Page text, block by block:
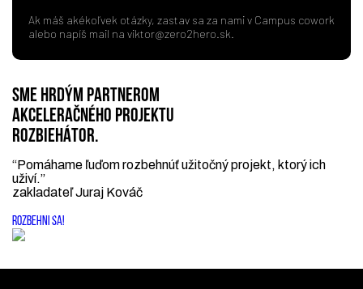
Ak máš akékoľvek otázky, zastav sa za nami v Campus cowork
alebo napíš mail na viktor@zero2hero.sk
SME HRDÝM PARTNEROM
AKCELERAČNÉHO PROJEKTU
ROZBIEHÁTOR.
“Pomáhame ľuďom rozbehnúť užitočný projekt, ktorý ich
uživí.”
zakladateľ Juraj Kováč
ROZBEHNI SA!